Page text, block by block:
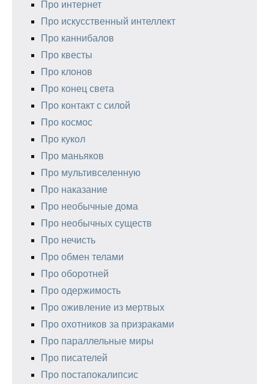
Про интернет
Про искусственный интеллект
Про каннибалов
Про квесты
Про клонов
Про конец света
Про контакт с силой
Про космос
Про кукол
Про маньяков
Про мультивселенную
Про наказание
Про необычные дома
Про необычных существ
Про нечисть
Про обмен телами
Про оборотней
Про одержимость
Про оживление из мертвых
Про охотников за призраками
Про параллельные миры
Про писателей
Про постапокалипсис